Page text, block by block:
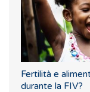
Fertilità e
durante la FIV?